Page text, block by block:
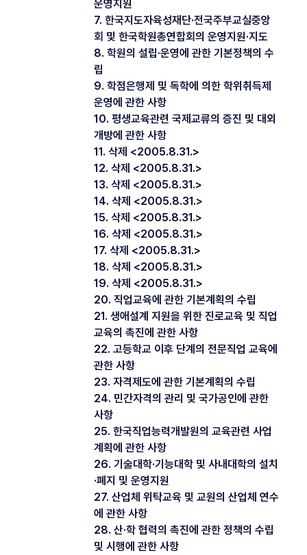
운영지원
7. 한국지도자육성재단·전국주부교실중앙
회 및 한국학원총연합회의 운영지원·지도
8. 학원의 설립·운영에 관한 기본정책의 수
립
9. 학점은행제 및 독학에 의한 학위취득제
운영에 관한 사항
10. 평생교육관련 국제교류의 증진 및 대외
개방에 관한 사항
11. 삭제 <2005.8.31.>
12. 삭제 <2005.8.31.>
13. 삭제 <2005.8.31.>
14. 삭제 <2005.8.31.>
15. 삭제 <2005.8.31.>
16. 삭제 <2005.8.31.>
17. 삭제 <2005.8.31.>
18. 삭제 <2005.8.31.>
19. 삭제 <2005.8.31.>
20. 직업교육에 관한 기본계획의 수립
21. 생애설계 지원을 위한 진로교육 및 직업
교육의 촉진에 관한 사항
22. 고등학교 이후 단계의 전문직업 교육에
관한 사항
23. 자격제도에 관한 기본계획의 수립
24. 민간자격의 관리 및 국가공인에 관한
사항
25. 한국직업능력개발원의 교육관련 사업
계획에 관한 사항
26. 기술대학·기능대학 및 사내대학의 설치
·폐지 및 운영지원
27. 산업체 위탁교육 및 교원의 산업체 연수
에 관한 사항
28. 산·학 협력의 촉진에 관한 정책의 수립
및 시행에 관한 사항